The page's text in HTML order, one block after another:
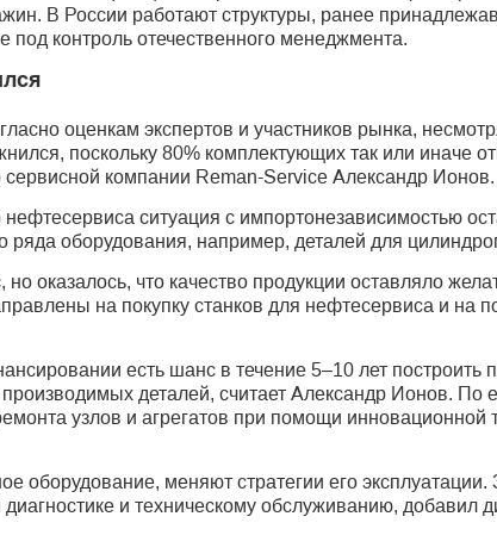
В России работают структуры, ранее
контроль отечественного менеджмента.
оценкам экспертов и участников рынка,
поскольку 80% комплектующих так или иначе
компании Reman-Service Александр Ионов.
ситуация с импортонезависимостью
ряда оборудования, например, деталей для
оказалось, что качество продукции оставляло
на покупку станков для нефтесервиса и на
есть шанс в течение 5–10 лет построить
производимых деталей, считает Александр Ионов. По
узлов и агрегатов при помощи инновационной
меняют стратегии его эксплуатации.
и техническому обслуживанию, добавил